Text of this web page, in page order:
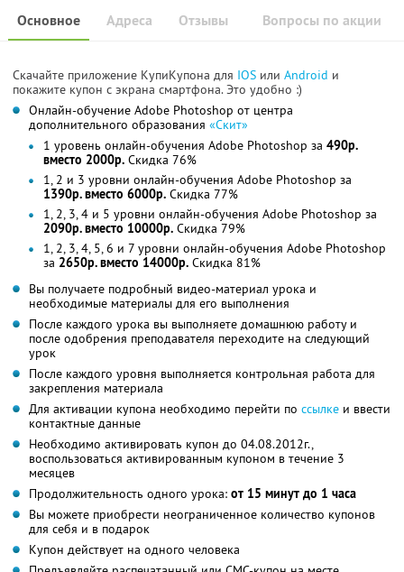
Основное Отзывы Вопросы по акции
Адреса
Скачайте приложение КупиКупона для IOS или Android и
покажите купон с экрана смартфона. Это удобно :)
Онлайн-обучение Adobe Photoshop от центра
дополнительного образования «Скит»
1 уровень онлайн-обучения Adobe Photoshop за 490р.
вместо 2000р. Скидка 76%
1, 2 и 3 уровни онлайн-обучения Adobe Photoshop за
1390р. вместо 6000р. Скидка 77%
1, 2, 3, 4 и 5 уровни онлайн-обучения Adobe Photoshop за
2090р. вместо 10000р. Скидка 79%
1, 2, 3, 4, 5, 6 и 7 уровни онлайн-обучения Adobe Photoshop
за 2650р. вместо 14000р. Скидка 81%
Вы получаете подробный видео-материал урока и
необходимые материалы для его выполнения
После каждого урока вы выполняете домашнюю работу и
после одобрения преподавателя переходите на следующий
урок
После каждого уровня выполняется контрольная работа для
закрепления материала
Для активации купона необходимо перейти по ссылке и ввести
контактные данные
Необходимо активировать купон до 04.08.2012г.,
воспользоваться активированным купоном в течение 3
месяцев
Продолжительность одного урока: от 15 минут до 1 часа
Вы можете приобрести неограниченное количество купонов
для себя и в подарок
Купон действует на одного человека